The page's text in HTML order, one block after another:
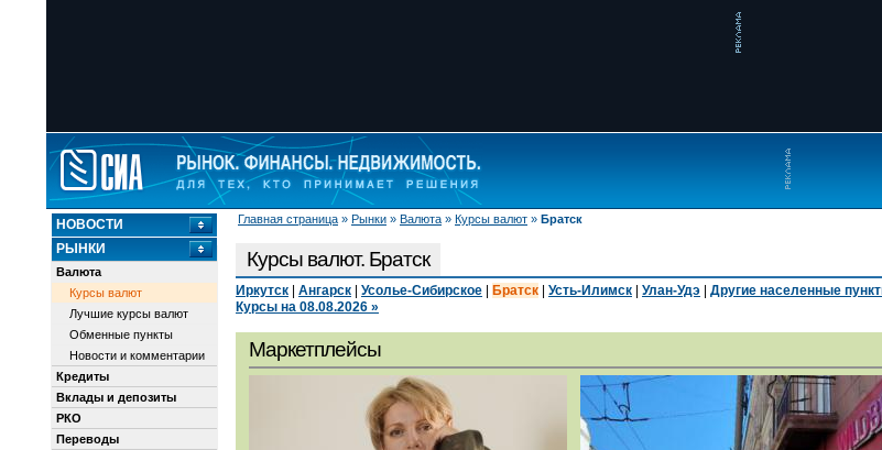
Главная страница » Рынки » Валюта » Курсы валют » Братск
НОВОСТИ
РЫНКИ
Валюта
Курсы валют
Лучшие курсы валют
Обменные пункты
Новости и комментарии
Кредиты
Вклады и депозиты
РКО
Переводы
Курсы валют. Братск
Иркутск Ангарск Усолье-Сибирское Братск Усть-Илимск Улан-Удэ
Другие населенные
Курсы на 08.08.2026 »
Маркетплейсы